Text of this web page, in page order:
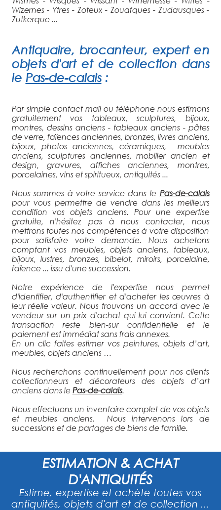
Antiquaire, brocanteur, expert en
objets d'art et de collection dans
le Pas-de-calais:
Par simple contact mail ou téléphone nous estimons
gratuitement vos tableaux, sculptures, bijoux,
montres, dessins anciens - tableaux anciens - pâtes
de verre, faïences anciennes, bronzes, livres anciens,
bijoux, photos anciennes, céramiques, meubles
anciens, sculptures anciennes, mobilier ancien et
design, gravures, affiches anciennes, montres,
porcelaines, vins et spiritueux, antiquités ...
Nous sommes à votre service dans le Pas-de-calais
pour vous permettre de vendre dans les meilleurs
condition vos objets anciens. Pour une expertise
gratuite, n'hésitez pas à nous contacter, nous
mettrons toutes nos compétences à votre disposition
pour satisfaire votre demande. Nous achetons
comptant vos meubles, objets anciens, tableaux,
bijoux, lustres, bronzes, bibelot, miroirs, porcelaine,
faïence ... issu d'une succession.
Notre expérience de l'expertise nous permet
d'identifier, d'authentifier et d'acheter les œuvres à
leur réelle valeur. Nous trouvons un accord avec le
vendeur sur un prix d'achat qui lui convient. Cette
transaction reste bien-sur confidentielle et le
paiement est immédiat sans frais annexes.
En un clic faites estimer vos peintures, objets d’art,
meubles, objets anciens …
Nous recherchons continuellement pour nos clients
collectionneurs et décorateurs des objets d’art
anciens dans le Pas-de-calais.
Nous effectuons un inventaire complet de vos objets
et meubles anciens. Nous intervenons lors de
successions et de partages de biens de famille.
ESTIMATION & ACHAT
D'ANTIQUITÉS
Estime, expertise et achète toutes vos
antiquités, objets d'art et de collection ...